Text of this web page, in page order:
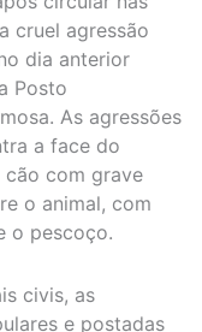
cruel agressão
dia anterior
Posto
As agressões
a face do
com grave
o animal, com
o pescoço.
civis, as
e postadas